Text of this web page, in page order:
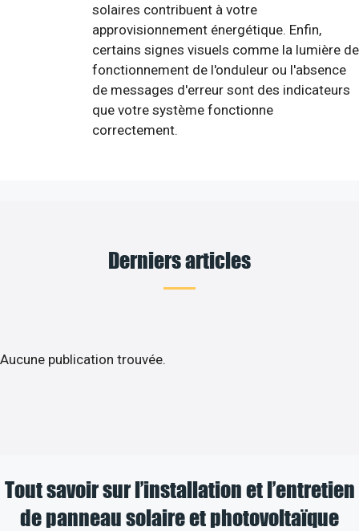
solaires contribuent à votre
approvisionnement énergétique. Enfin,
certains signes visuels comme la lumière de
fonctionnement de l'onduleur ou l'absence
de messages d'erreur sont des indicateurs
que votre système fonctionne
correctement.
Derniers articles
Aucune publication trouvée.
Tout savoir sur l’installation et l’entretien
de panneau solaire et photovoltaïque